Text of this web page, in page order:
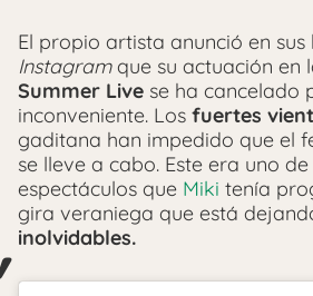
El propio artista anunció en
Instagramque su actuación en
Summer Live se ha cancelado
inconveniente. Los fuertes
gaditana han impedido que el
se lleve a cabo. Este era uno
espectáculos que Miki tenía
gira veraniega que está
inolvidables.